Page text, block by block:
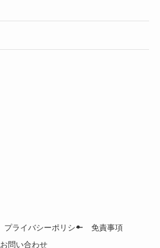
プライバシーポリシー
免責事項
お問い合わせ